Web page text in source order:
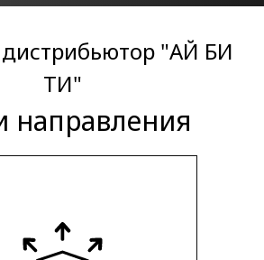
"АЙ БИ
ТИ"
направления